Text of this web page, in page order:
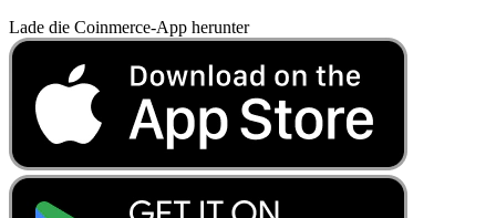
Lade die Coinmerce-App herunter